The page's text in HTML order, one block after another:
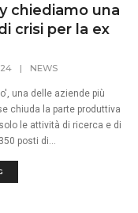
chiediamo una
crisi per la ex
| NEWS
una delle aziende più
chiuda la parte produttiva
le attività di ricerca e di
posti di...